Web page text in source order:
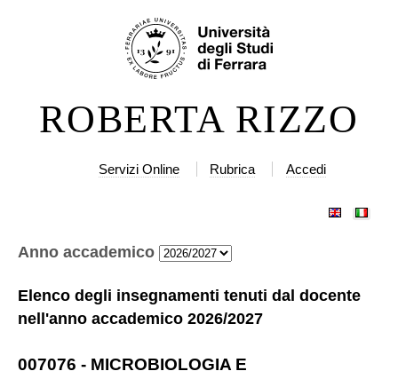
SaltaROBERTA RIZZO
Servizi Online Rubrica Accedi
Anno accademico
Elenco degli insegnamenti tenuti dal docente
nell'anno accademico 2026/2027
007076 - MICROBIOLOGIA E